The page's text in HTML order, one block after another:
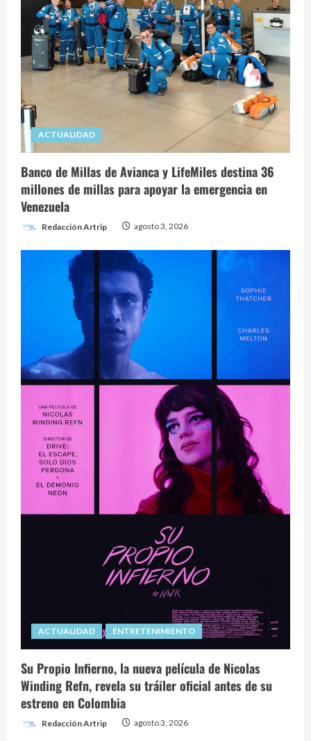
ACTUALIDAD
Banco de Millas de Avianca y LifeMiles destina 36
millones de millas para apoyar la emergencia en
Venezuela
Redacción Artrip agosto 3, 2026
ACTUALIDAD ENTRETENIMIENTO
Su Propio Infierno, la nueva película de Nicolas
Winding Refn, revela su tráiler oficial antes de su
estreno en Colombia
Redacción Artrip agosto 3, 2026